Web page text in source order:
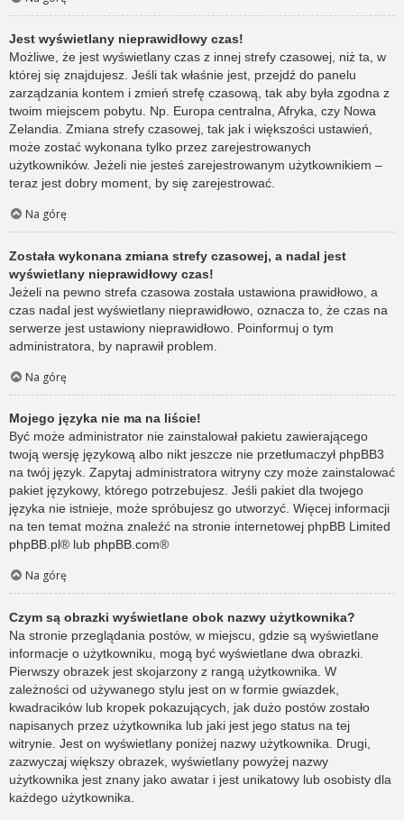
Jest wyświetlany nieprawidłowy czas!
Możliwe, że jest wyświetlany czas z innej strefy czasowej, niż ta, w
której się znajdujesz. Jeśli tak właśnie jest, przejdź do panelu
zarządzania kontem i zmień strefę czasową, tak aby była zgodna z
twoim miejscem pobytu. Np. Europa centralna, Afryka, czy Nowa
Zelandia. Zmiana strefy czasowej, tak jak i większości ustawień,
może zostać wykonana tylko przez zarejestrowanych
użytkowników. Jeżeli nie jesteś zarejestrowanym użytkownikiem –
teraz jest dobry moment, by się zarejestrować.
Na górę
Została wykonana zmiana strefy czasowej, a nadal jest
wyświetlany nieprawidłowy czas!
Jeżeli na pewno strefa czasowa została ustawiona prawidłowo, a
czas nadal jest wyświetlany nieprawidłowo, oznacza to, że czas na
serwerze jest ustawiony nieprawidłowo. Poinformuj o tym
administratora, by naprawił problem.
Na górę
Mojego języka nie ma na liście!
Być może administrator nie zainstalował pakietu zawierającego
twoją wersję językową albo nikt jeszcze nie przetłumaczył phpBB3
na twój język. Zapytaj administratora witryny czy może zainstalować
pakiet językowy, którego potrzebujesz. Jeśli pakiet dla twojego
języka nie istnieje, może spróbujesz go utworzyć. Więcej informacji
na ten temat można znaleźć na stronie internetowej phpBB Limited
phpBB.pl® lub phpBB.com®
Na górę
Czym są obrazki wyświetlane obok nazwy użytkownika?
Na stronie przeglądania postów, w miejscu, gdzie są wyświetlane
informacje o użytkowniku, mogą być wyświetlane dwa obrazki.
Pierwszy obrazek jest skojarzony z rangą użytkownika. W
zależności od używanego stylu jest on w formie gwiazdek,
kwadracików lub kropek pokazujących, jak dużo postów zostało
napisanych przez użytkownika lub jaki jest jego status na tej
witrynie. Jest on wyświetlany poniżej nazwy użytkownika. Drugi,
zazwyczaj większy obrazek, wyświetlany powyżej nazwy
użytkownika jest znany jako awatar i jest unikatowy lub osobisty dla
każdego użytkownika.